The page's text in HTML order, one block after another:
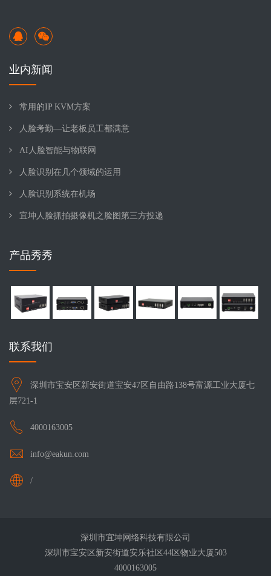
业内新闻
常用的IP KVM方案
人脸考勤—让老板员工都满意
AI人脸智能与物联网
人脸识别在几个领域的运用
人脸识别系统在机场
宜坤人脸抓拍摄像机之脸图第三方投递
产品秀秀
联系我们
深圳市宝安区新安街道宝安47区自由路138号富源工业大厦七
层721-1
4000163005
info@eakun.com
/
深圳市宜坤网络科技有限公司
深圳市宝安区新安街道安乐社区44区物业大厦503
4000163005